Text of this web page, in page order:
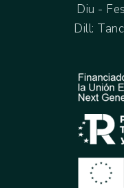
Diu -
Dill: